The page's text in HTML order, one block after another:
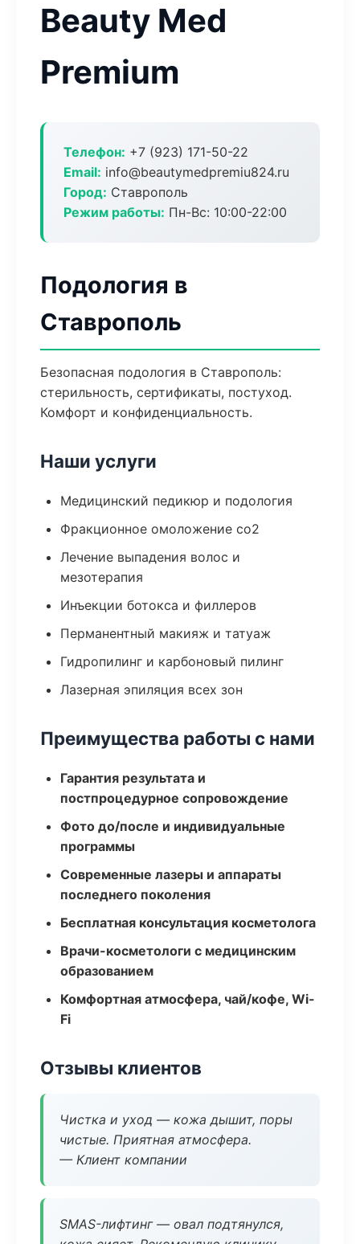
Beauty Med
Premium
Телефон: +7 (923) 171-50-22
Email: info@beautymedpremiu824.ru
Город: Ставрополь
Режим работы: Пн-Вс: 10:00-22:00
Подология в
Ставрополь
Безопасная подология в Ставрополь:
стерильность, сертификаты, постуход.
Комфорт и конфиденциальность.
Наши услуги
Медицинский педикюр и подология
Фракционное омоложение co2
Лечение выпадения волос и
мезотерапия
Инъекции ботокса и филлеров
Перманентный макияж и татуаж
Гидропилинг и карбоновый пилинг
Лазерная эпиляция всех зон
Преимущества работы с нами
Гарантия результата и
постпроцедурное сопровождение
Фото до/после и индивидуальные
программы
Современные лазеры и аппараты
последнего поколения
Бесплатная консультация косметолога
Врачи-косметологи с медицинским
образованием
Комфортная атмосфера, чай/кофе, Wi-
Fi
Отзывы клиентов
Чистка и уход — кожа дышит, поры
чистые. Приятная атмосфера.
— Клиент компании
SMAS-лифтинг — овал подтянулся,